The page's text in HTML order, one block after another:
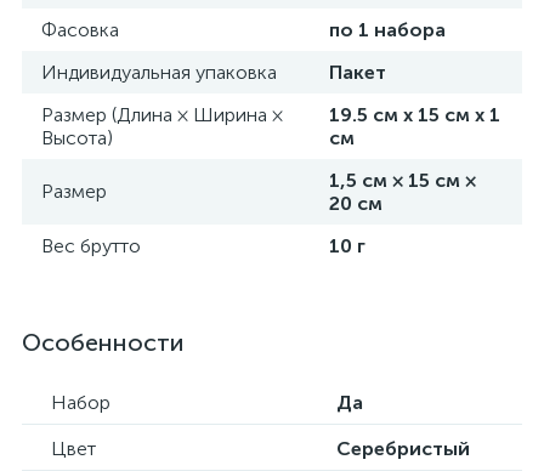
Фасовка
по 1 набора
Индивидуальная упаковка
Пакет
Размер (Длина × Ширина ×
Высота)
19.5 см х 15 см х 1
см
Размер
1,5 см × 15 см ×
20 см
Вес брутто
10 г
Особенности
Набор
Да
Цвет
Серебристый